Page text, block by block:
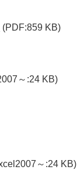
(PDF:859 KB)
～:24 KB)
～:24 KB)